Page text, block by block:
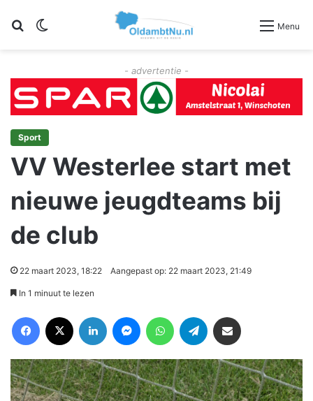
Zoeken Menu
- advertentie -
Sport
VV Westerlee start met
nieuwe jeugdteams bij
de club
22 maart 2023, 18:22 Aangepast op: 22 maart 2023, 21:49
In 1 minuut te lezen